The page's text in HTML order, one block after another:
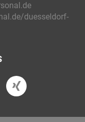
duesseldorf-